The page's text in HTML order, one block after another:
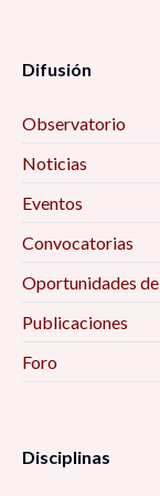
Difusión
Observatorio
Noticias
Eventos
Convocatorias
Oportunidades
Publicaciones
Foro
Disciplinas